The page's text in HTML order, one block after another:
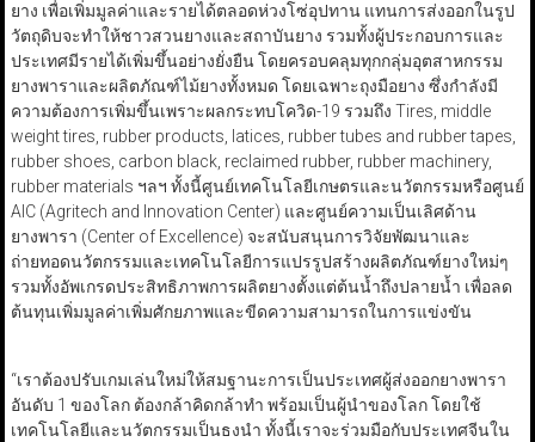
ยาง เพื่อเพิ่มมูลค่าและรายได้ตลอดห่วงโซ่อุปทาน แทนการส่งออกในรูป
วัตถุดิบจะทำให้ชาวสวนยางและสถาบันยาง รวมทั้งผู้ประกอบการและ
ประเทศมีรายได้เพิ่มขึ้นอย่างยั่งยืน โดยครอบคลุมทุกกลุ่มอุตสาหกรรม
ยางพาราและผลิตภัณฑ์ไม้ยางทั้งหมด โดยเฉพาะถุงมือยาง ซึ่งกำลังมี
ความต้องการเพิ่มขึ้นเพราะผลกระทบโควิด-19 รวมถึง Tires, middle
weight tires, rubber products, latices, rubber tubes and rubber tapes,
rubber shoes, carbon black, reclaimed rubber, rubber machinery,
rubber materials ฯลฯ ทั้งนี้ศูนย์เทคโนโลยีเกษตรและนวัตกรรมหรือศูนย์
AIC (Agritech and Innovation Center) และศูนย์ความเป็นเลิศด้าน
ยางพารา (Center of Excellence) จะสนับสนุนการวิจัยพัฒนาและ
ถ่ายทอดนวัตกรรมและเทคโนโลยีการแปรรูปสร้างผลิตภัณฑ์ยางใหม่ๆ
รวมทั้งอัพเกรดประสิทธิภาพการผลิตยางตั้งแต่ต้นน้ำถึงปลายน้ำ เพื่อลด
ต้นทุนเพิ่มมูลค่าเพิ่มศักยภาพและขีดความสามารถในการแข่งขัน
“เราต้องปรับเกมเล่นใหม่ให้สมฐานะการเป็นประเทศผู้ส่งออกยางพารา
อันดับ 1 ของโลก ต้องกล้าคิดกล้าทำ พร้อมเป็นผู้นำของโลก โดยใช้
เทคโนโลยีและนวัตกรรมเป็นธงนำ ทั้งนี้เราจะร่วมมือกับประเทศจีนใน